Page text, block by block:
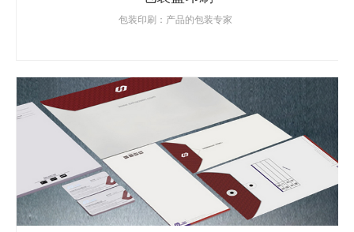
包装印刷：产品的包装专家